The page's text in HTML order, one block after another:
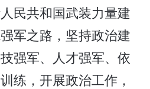
民共和国武装力量建
军之路，坚持政治建
强军、人才强军、依
练，开展政治工作，